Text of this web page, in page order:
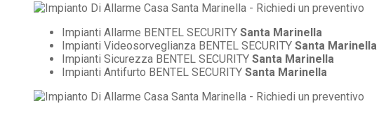
Impianti Allarme BENTEL SECURITY Santa Marinella
Impianti Videosorveglianza BENTEL SECURITY Santa Marinella
Impianti Sicurezza BENTEL SECURITY Santa Marinella
Impianti Antifurto BENTEL SECURITY Santa Marinella